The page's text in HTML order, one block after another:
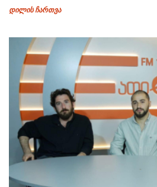
დილის ჩართვა